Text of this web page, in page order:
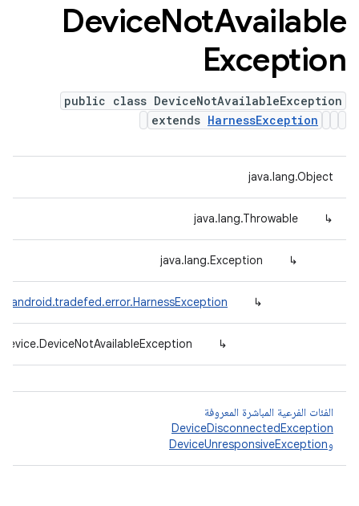
‫DeviceNotAvailable
Exception
public class DeviceNotAvailableException
extends HarnessException
java.lang.Object
↳
java.lang.Throwable
↳
java.lang.Exception
↳
↳
الفئات الفرعية المباشرة المعروفة
DeviceDisconnectedException
وDeviceUnresponsiveException